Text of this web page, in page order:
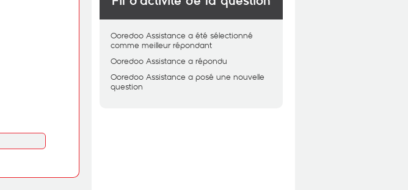
Ooredoo Assistance a été sélectionné
comme meilleur répondant
Ooredoo Assistance a répondu
Ooredoo Assistance a posé une nouvelle
question